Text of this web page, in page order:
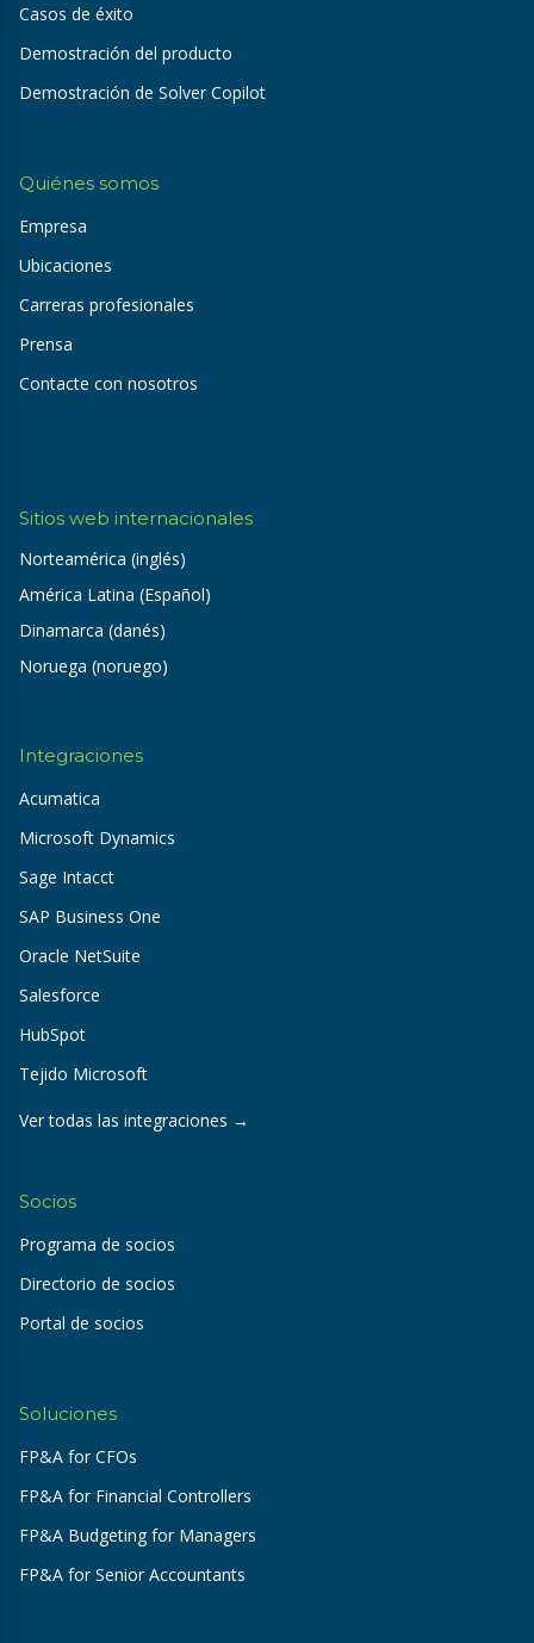
Casos de éxito
Demostración del producto
Demostración de Solver Copilot
Quiénes somos
Empresa
Ubicaciones
Carreras profesionales
Prensa
Contacte con nosotros
Sitios web internacionales
Norteamérica (inglés)
América Latina (Español)
Dinamarca (danés)
Noruega (noruego)
Integraciones
Acumatica
Microsoft Dynamics
Sage Intacct
SAP Business One
Oracle NetSuite
Salesforce
HubSpot
Tejido Microsoft
Ver todas las integraciones →
Socios
Programa de socios
Directorio de socios
Portal de socios
Soluciones
FP&A for CFOs
FP&A for Financial Controllers
FP&A Budgeting for Managers
FP&A for Senior Accountants